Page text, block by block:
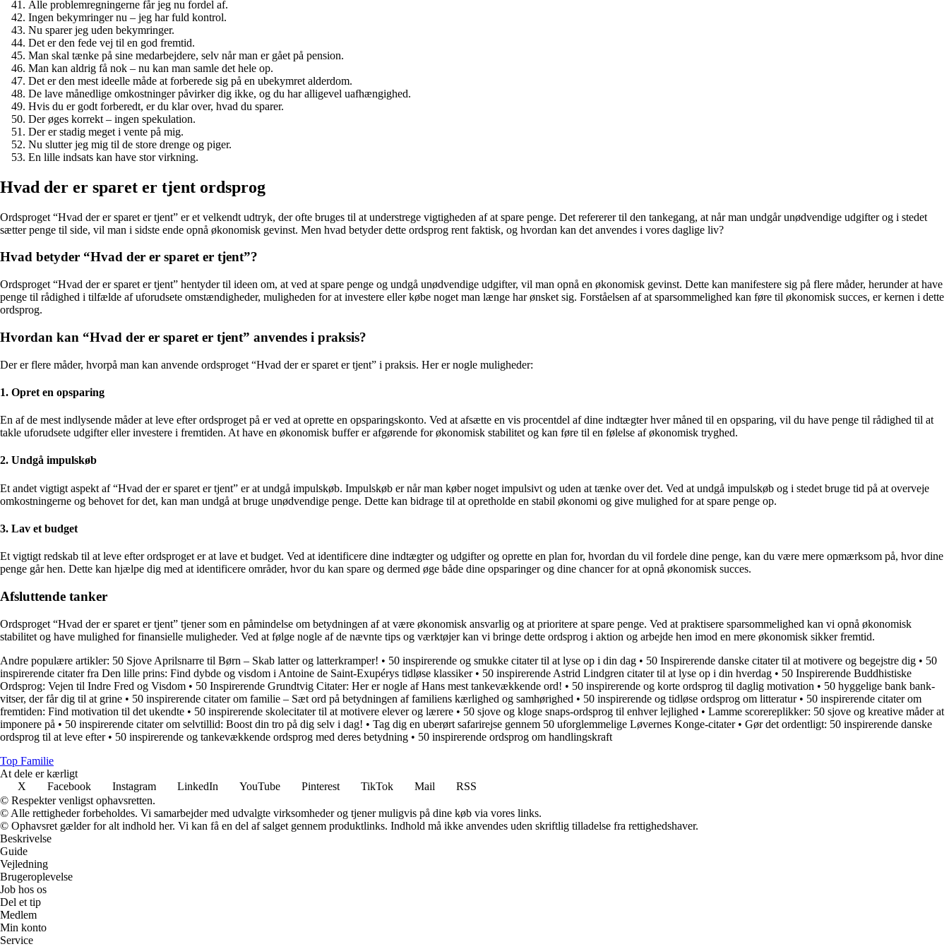
Alle problemregningerne får jeg nu fordel af.
Ingen bekymringer nu – jeg har fuld kontrol.
Nu sparer jeg uden bekymringer.
Det er den fede vej til en god fremtid.
Man skal tænke på sine medarbejdere, selv når man er gået på pension.
Man kan aldrig få nok – nu kan man samle det hele op.
Det er den mest ideelle måde at forberede sig på en ubekymret alderdom.
De lave månedlige omkostninger påvirker dig ikke, og du har alligevel uafhængighed.
Hvis du er godt forberedt, er du klar over, hvad du sparer.
Der øges korrekt – ingen spekulation.
Der er stadig meget i vente på mig.
Nu slutter jeg mig til de store drenge og piger.
En lille indsats kan have stor virkning.
Hvad der er sparet er tjent ordsprog
Ordsproget “Hvad der er sparet er tjent” er et velkendt udtryk, der ofte bruges til at understrege vigtigheden af at spare penge. Det refererer til den tankegang, at når man undgår unødvendige udgifter og i stedet
sætter penge til side, vil man i sidste ende opnå økonomisk gevinst. Men hvad betyder dette ordsprog rent faktisk, og hvordan kan det anvendes i vores daglige liv?
Hvad betyder “Hvad der er sparet er tjent”?
Ordsproget “Hvad der er sparet er tjent” hentyder til ideen om, at ved at spare penge og undgå unødvendige udgifter, vil man opnå en økonomisk gevinst. Dette kan manifestere sig på flere måder, herunder at have
penge til rådighed i tilfælde af uforudsete omstændigheder, muligheden for at investere eller købe noget man længe har ønsket sig. Forståelsen af at sparsommelighed kan føre til økonomisk succes, er kernen i dette
ordsprog.
Hvordan kan “Hvad der er sparet er tjent” anvendes i praksis?
Der er flere måder, hvorpå man kan anvende ordsproget “Hvad der er sparet er tjent” i praksis. Her er nogle muligheder:
1. Opret en opsparing
En af de mest indlysende måder at leve efter ordsproget på er ved at oprette en opsparingskonto. Ved at afsætte en vis procentdel af dine indtægter hver måned til en opsparing, vil du have penge til rådighed til at
takle uforudsete udgifter eller investere i fremtiden. At have en økonomisk buffer er afgørende for økonomisk stabilitet og kan føre til en følelse af økonomisk tryghed.
2. Undgå impulskøb
Et andet vigtigt aspekt af “Hvad der er sparet er tjent” er at undgå impulskøb. Impulskøb er når man køber noget impulsivt og uden at tænke over det. Ved at undgå impulskøb og i stedet bruge tid på at overveje
omkostningerne og behovet for det, kan man undgå at bruge unødvendige penge. Dette kan bidrage til at opretholde en stabil økonomi og give mulighed for at spare penge op.
3. Lav et budget
Et vigtigt redskab til at leve efter ordsproget er at lave et budget. Ved at identificere dine indtægter og udgifter og oprette en plan for, hvordan du vil fordele dine penge, kan du være mere opmærksom på, hvor dine
penge går hen. Dette kan hjælpe dig med at identificere områder, hvor du kan spare og dermed øge både dine opsparinger og dine chancer for at opnå økonomisk succes.
Afsluttende tanker
Ordsproget “Hvad der er sparet er tjent” tjener som en påmindelse om betydningen af at være økonomisk ansvarlig og at prioritere at spare penge. Ved at praktisere sparsommelighed kan vi opnå økonomisk
stabilitet og have mulighed for finansielle muligheder. Ved at følge nogle af de nævnte tips og værktøjer kan vi bringe dette ordsprog i aktion og arbejde hen imod en mere økonomisk sikker fremtid.
Andre populære artikler: 50 Sjove Aprilsnarre til Børn – Skab latter og latterkramper! • 50 inspirerende og smukke citater til at lyse op i din dag • 50 Inspirerende danske citater til at motivere og begejstre dig • 50
inspirerende citater fra Den lille prins: Find dybde og visdom i Antoine de Saint-Exupérys tidløse klassiker• 50 inspirerende Astrid Lindgren citater til at lyse op i din hverdag • 50 Inspirerende Buddhistiske
Ordsprog: Vejen til Indre Fred og Visdom • 50 Inspirerende Grundtvig Citater: Her er nogle af Hans mest tankevækkende ord! • 50 inspirerende og korte ordsprog til daglig motivation • 50 hyggelige bank bank-
vitser, der får dig til at grine • 50 inspirerende citater om familie – Sæt ord på betydningen af familiens kærlighed og samhørighed • 50 inspirerende og tidløse ordsprog om litteratur• 50 inspirerende citater om
fremtiden: Find motivation til det ukendte • 50 inspirerende skolecitater til at motivere elever og lærere • 50 sjove og kloge snaps-ordsprog til enhver lejlighed • Lamme scorereplikker: 50 sjove og kreative måder at
imponere på • 50 inspirerende citater om selvtillid: Boost din tro på dig selv i dag! • Tag dig en uberørt safarirejse gennem 50 uforglemmelige Løvernes Konge-citater• Gør det ordentligt: 50 inspirerende danske
ordsprog til at leve efter• 50 inspirerende og tankevækkende ordsprog med deres betydning • 50 inspirerende ordsprog om handlingskraft
Top Familie
At dele er kærligt
X
Facebook Instagram LinkedIn YouTube Pinterest TikTok Mail
RSS
© Respekter venligst ophavsretten.
© Alle rettigheder forbeholdes. Vi samarbejder med udvalgte virksomheder og tjener muligvis på dine køb via vores links.
© Ophavsret gælder for alt indhold her. Vi kan få en del af salget gennem produktlinks. Indhold må ikke anvendes uden skriftlig tilladelse fra rettighedshaver.
Beskrivelse
Guide
Vejledning
Brugeroplevelse
Job hos os
Del et tip
Medlem
Min konto
Service